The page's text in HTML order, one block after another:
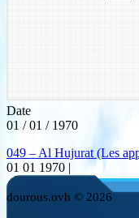
Date
01 / 01 / 1970
049 – Al Hujurat (Les
01 01 1970 |
dourous.ovh © 2026